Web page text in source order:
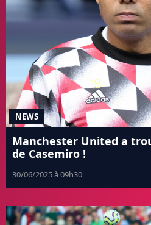
NEWS
Manchester United a
de Casemiro !
30/06/2025 à 09h30